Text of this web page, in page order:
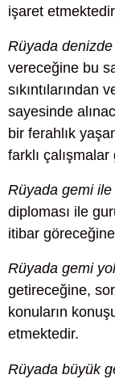
işaret
Rüyada
vereceğine bu
sıkıntılarından
sayesinde
bir ferahlık
farklı
Rüyada gemi
diploması ile
itibar
Rüyada gemi
getireceğine,
konuların
etmektedir.
Rüyada büyük